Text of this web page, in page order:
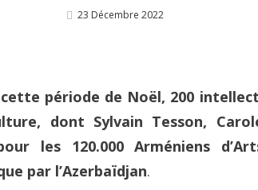
Posted
23 Décembre 2022
cette période de Noël, 200
dont Sylvain Tesson,
les 120.000 Arméniens
par l’Azerbaïdjan.